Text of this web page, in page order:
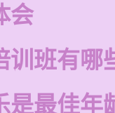
会
训班有哪
是最佳年